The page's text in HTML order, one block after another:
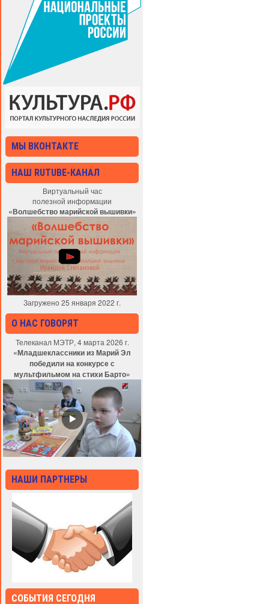
МЫ ВКОНТАКТЕ
НАШ RUTUBE-КАНАЛ
Виртуальный час
полезной информации
«Волшебство марийской вышивки»
Загружено 25 января 2022 г.
О НАС ГОВОРЯТ
Телеканал МЭТР, 4 марта 2026 г.
«Младшеклассники из Марий Эл
победили на конкурсе с
мультфильмом на стихи Барто»
НАШИ ПАРТНЕРЫ
СОБЫТИЯ СЕГОДНЯ